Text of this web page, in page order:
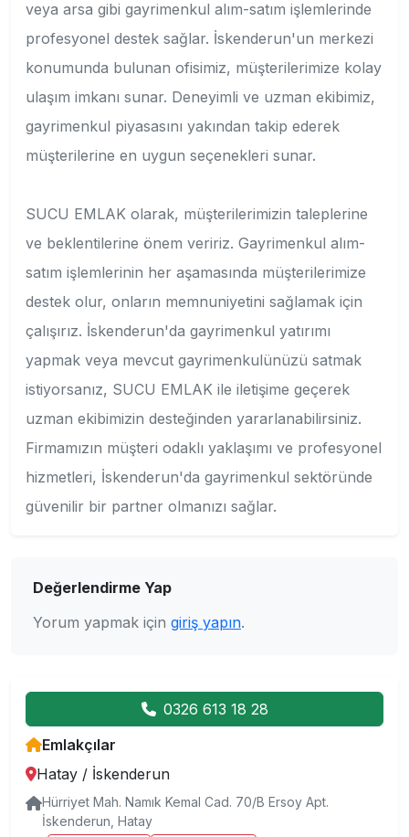
veya arsa gibi gayrimenkul alım-satım işlemlerinde
profesyonel destek sağlar. İskenderun'un merkezi
konumunda bulunan ofisimiz, müşterilerimize kolay
ulaşım imkanı sunar. Deneyimli ve uzman ekibimiz,
gayrimenkul piyasasını yakından takip ederek
müşterilerine en uygun seçenekleri sunar.
SUCU EMLAK olarak, müşterilerimizin taleplerine
ve beklentilerine önem veririz. Gayrimenkul alım-
satım işlemlerinin her aşamasında müşterilerimize
destek olur, onların memnuniyetini sağlamak için
çalışırız. İskenderun'da gayrimenkul yatırımı
yapmak veya mevcut gayrimenkulünüzü satmak
istiyorsanız, SUCU EMLAK ile iletişime geçerek
uzman ekibimizin desteğinden yararlanabilirsiniz.
Firmamızın müşteri odaklı yaklaşımı ve profesyonel
hizmetleri, İskenderun'da gayrimenkul sektöründe
güvenilir bir partner olmanızı sağlar.
Değerlendirme Yap
Yorum yapmak için giriş yapın.
0326 613 18 28
Emlakçılar
Hatay / İskenderun
Hürriyet Mah. Namık Kemal Cad. 70/B Ersoy Apt.
İskenderun, Hatay